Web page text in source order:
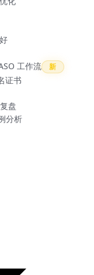
工作流 新
证书
盘
分析